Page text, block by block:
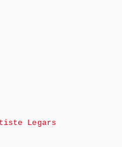
Legars